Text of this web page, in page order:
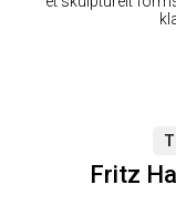
Fritz